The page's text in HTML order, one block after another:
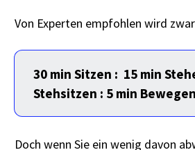
Von Experten empfohlen wird
30 min Sitzen : 15 min
Stehsitzen : 5 min Bewegen
Doch wenn Sie ein wenig davon